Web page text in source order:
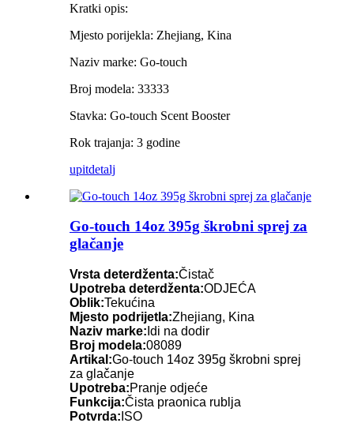
Kratki opis:
Mjesto porijekla: Zhejiang, Kina
Naziv marke: Go-touch
Broj modela: 33333
Stavka: Go-touch Scent Booster
Rok trajanja: 3 godine
upitdetalj
Go-touch 14oz 395g škrobni sprej za
glačanje
Vrsta deterdženta:Čistač
Upotreba deterdženta:ODJEĆA
Oblik:Tekućina
Mjesto podrijetla:Zhejiang, Kina
Naziv marke: Idi na dodir
Broj modela:08089
Artikal:Go-touch 14oz 395g škrobni sprej
za glačanje
Upotreba:Pranje odjeće
Funkcija:Čista praonica rublja
Potvrda: ISO